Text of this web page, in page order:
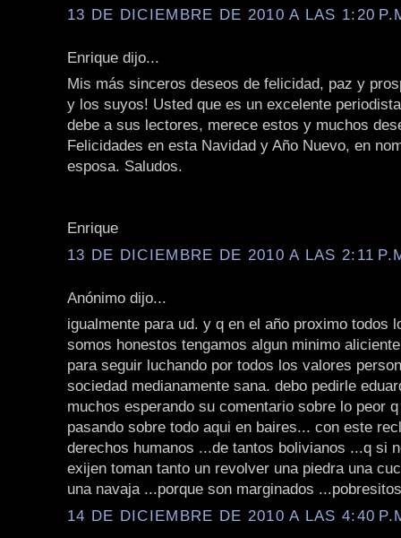
13 DE DICIEMBRE DE 2010 A LAS 1:20
Enrique dijo...
Mis más sinceros deseos de felicidad, paz y
y los suyos! Usted que es un excelente
debe a sus lectores, merece estos y muchos
Felicidades en esta Navidad y Año Nuevo, en
esposa. Saludos.
Enrique
13 DE DICIEMBRE DE 2010 A LAS 2:11
Anónimo dijo...
igualmente para ud. y q en el año proximo todos
somos honestos tengamos algun minimo
para seguir luchando por todos los valores
sociedad medianamente sana. debo pedirle
muchos esperando su comentario sobre lo peor
pasando sobre todo aqui en baires... con este
derechos humanos ...de tantos bolivianos ...q si
exijen toman tanto un revolver una piedra una
una navaja ...porque son marginados
14 DE DICIEMBRE DE 2010 A LAS 4:40